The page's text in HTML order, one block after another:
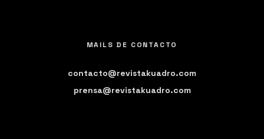
MAILS DE CONTACTO
contacto@revistakuadro.com
prensa@revistakuadro.com